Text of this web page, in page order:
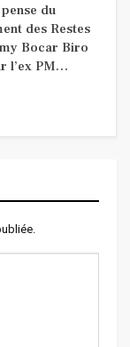
du
des Restes
Bocar Biro
l’ex PM…